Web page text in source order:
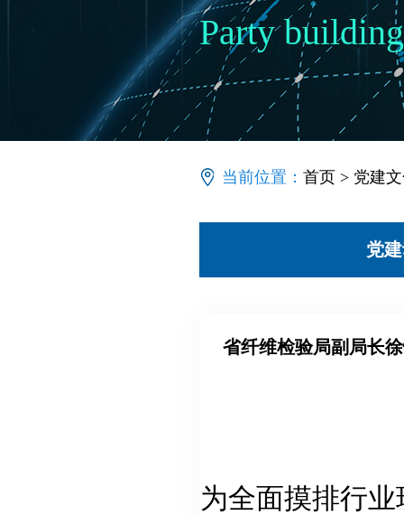
Party
当前位置： 首页 > 党建
党
省纤维检验局副局长
为全面摸排行